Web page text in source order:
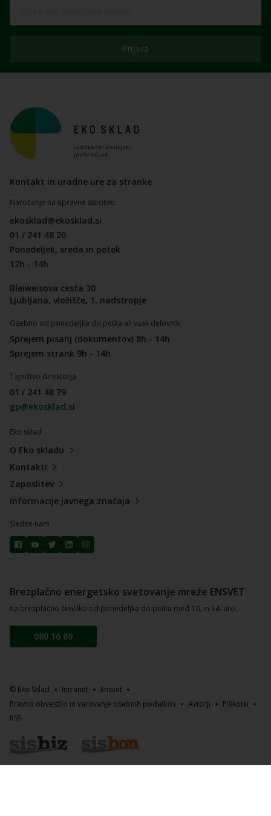
Prijava
Kontakt in uradne ure za stranke
Naročanje na upravne storitve:
ekosklad@ekosklad.si
01 / 241 48 20
Ponedeljek, sreda in petek
12h - 14h
Bleiweisova cesta 30
Ljubljana, vložišče, 1. nadstropje
Osebno od ponedeljka do petka ali vsak delovnik:
Sprejem pisanj (dokumentov) 8h - 14h
Sprejem strank 9h - 14h
Tajništvo direktorja
01 / 241 48 79
gp@ekosklad.si
Eko sklad
O Eko skladu
Kontakti
Zaposlitev
Informacije javnega značaja
Sledite nam
Brezplačno energetsko svetovanje mreže ENSVET
na brezplačno številko od ponedeljka do petka med 10. in 14. uro.
080 16 69
© Eko Sklad Intranet
Ensvet
Pravno obvestilo in varovanje osebnih podatkov
Avtorji
Piškotki
RSS